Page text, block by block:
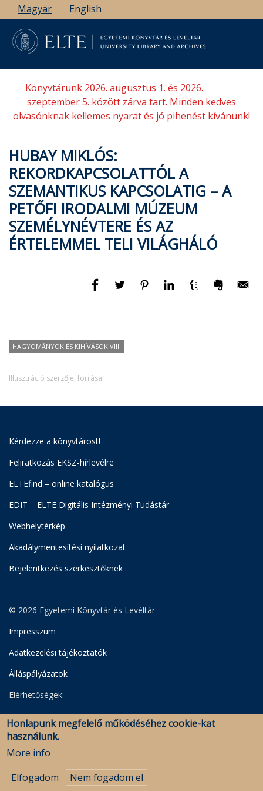
Ugrás
a
tartalomra
Magyar English
Könyvtárunk 2026. augusztus 1. és 2026.
szeptember 5. között zárva tart. Minden kedves
olvasónknak kellemes nyarat és jó pihenést kívánunk!
HUBAY MIKLÓS:
REKORDKAPCSOLATTÓL A
SZEMANTIKUS KAPCSOLATIG – A
PETŐFI IRODALMI MÚZEUM
SZEMÉLYNÉVTERE ÉS AZ
ÉRTELEMMEL TELI VILÁGHÁLÓ
HAGYOMÁNYOK ÉS KIHÍVÁSOK VIII.
Illusztráció szerzője, forrása:
Kérdezze a könyvtárost!
Feliratkozás EKSZ-hírlevélre
ELTEfind – online katalógus
EDIT – ELTE Digitális Intézményi Tudástár
Webhelytérkép
Akadálymentesítési nyilatkozat
Bejelentkezés szerkesztőknek
© 2026 Egyetemi Könyvtár és Levéltár
Impresszum
Adatkezelési tájékoztatók
Álláspályázatok
Elérhetőségek:
Egyetemi Könyvtár
Levéltár
Savaria Könyvtár és Levéltár (Szombathely)
Honlapunk megfelelő működéséhez cookie-kat
használunk.
More info
Elfogadom
Nem fogadom el